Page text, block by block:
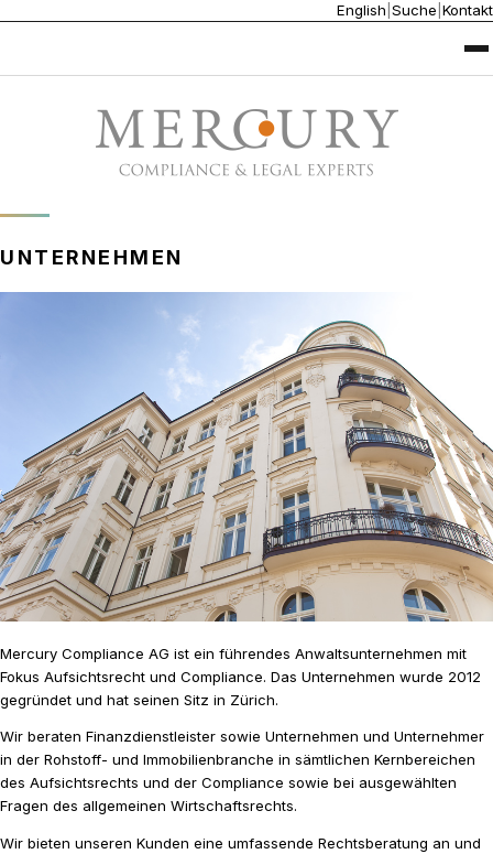
English Suche Kontakt
UNTERNEHMEN
Mercury Compliance AG ist ein führendes Anwaltsunternehmen mit
Fokus Aufsichtsrecht und Compliance. Das Unternehmen wurde 2012
gegründet und hat seinen Sitz in Zürich.
Wir beraten Finanzdienstleister sowie Unternehmen und Unternehmer
in der Rohstoff- und Immobilienbranche in sämtlichen Kernbereichen
des Aufsichtsrechts und der Compliance sowie bei ausgewählten
Fragen des allgemeinen Wirtschaftsrechts.
Wir bieten unseren Kunden eine umfassende Rechtsberatung an und